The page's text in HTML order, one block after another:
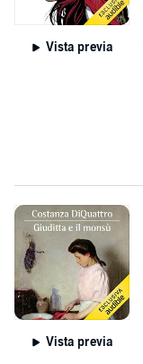
Vista previa
Vista previa